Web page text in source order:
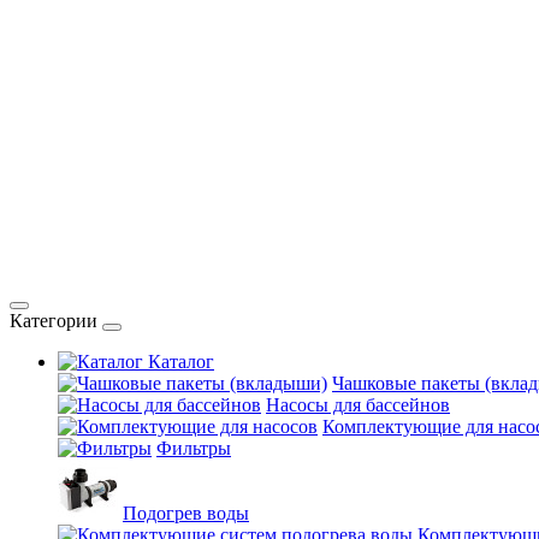
Категории
Каталог
Чашковые пакеты
Насосы для бассейнов
Комплектующие для
Фильтры
Подогрев воды